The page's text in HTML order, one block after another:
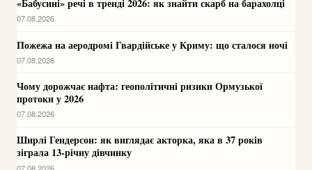
«Бабусині» речі в тренді 2026: як знайти скарб на барахолці
07.08.2026
Пожежа на аеродромі Гвардійське у Криму: що сталося ночі
07.08.2026
Чому дорожчає нафта: геополітичні ризики Ормузької
протоки у 2026
07.08.2026
Ширлі Гендерсон: як виглядає акторка, яка в 37 років
зіграла 13-річну дівчинку
07.08.2026